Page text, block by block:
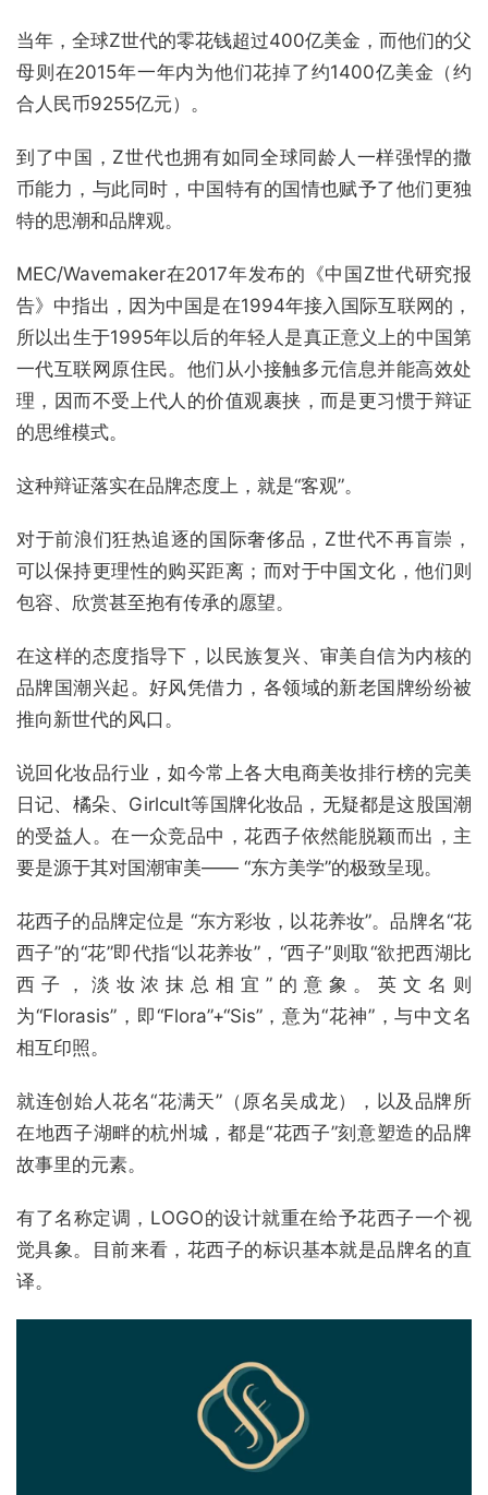
当年，全球Z世代的零花钱超过400亿美金，而他们的父
母则在2015年一年内为他们花掉了约1400亿美金（约
合人民币9255亿元）。
到了中国，Z世代也拥有如同全球同龄人一样强悍的撒
币能力，与此同时，中国特有的国情也赋予了他们更独
特的思潮和品牌观。
MEC/Wavemaker在2017年发布的《中国Z世代研究报
告》中指出，因为中国是在1994年接入国际互联网的，
所以出生于1995年以后的年轻人是真正意义上的中国第
一代互联网原住民。他们从小接触多元信息并能高效处
理，因而不受上代人的价值观裹挟，而是更习惯于辩证
的思维模式。
这种辩证落实在品牌态度上，就是“客观”。
对于前浪们狂热追逐的国际奢侈品，Z世代不再盲崇，
可以保持更理性的购买距离；而对于中国文化，他们则
包容、欣赏甚至抱有传承的愿望。
在这样的态度指导下，以民族复兴、审美自信为内核的
品牌国潮兴起。好风凭借力，各领域的新老国牌纷纷被
推向新世代的风口。
说回化妆品行业，如今常上各大电商美妆排行榜的完美
日记、橘朵、Girlcult等国牌化妆品，无疑都是这股国潮
的受益人。在一众竞品中，花西子依然能脱颖而出，主
要是源于其对国潮审美—— “东方美学”的极致呈现。
花西子的品牌定位是 “东方彩妆，以花养妆”。品牌名“花
西子”的“花”即代指“以花养妆”，“西子”则取“欲把西湖比
西子，淡妆浓抹总相宜”的意象。英文名则
为“Florasis”，即“Flora”+“Sis”，意为“花神”，与中文名
相互印照。
就连创始人花名“花满天”（原名吴成龙），以及品牌所
在地西子湖畔的杭州城，都是“花西子”刻意塑造的品牌
故事里的元素。
有了名称定调，LOGO的设计就重在给予花西子一个视
觉具象。目前来看，花西子的标识基本就是品牌名的直
译。